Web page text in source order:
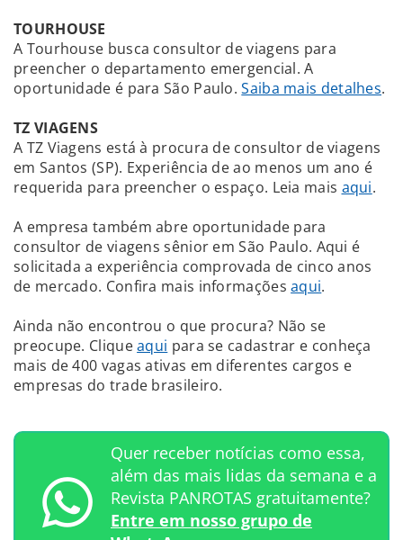
TOURHOUSE
A Tourhouse busca consultor de viagens para
preencher o departamento emergencial. A
oportunidade é para São Paulo.Saiba mais detalhes.
TZ VIAGENS
A TZ Viagens está à procura de consultor de viagens
em Santos (SP). Experiência de ao menos um ano é
requerida para preencher o espaço. Leia mais aqui.
A empresa também abre oportunidade para
consultor de viagens sênior em São Paulo. Aqui é
solicitada a experiência comprovada de cinco anos
de mercado. Confira mais informaçõesaqui.
Ainda não encontrou o que procura? Não se
preocupe. Cliqueaqui para se cadastrar e conheça
mais de 400 vagas ativas em diferentes cargos e
empresas do trade brasileiro.
Quer receber notícias como essa,
além das mais lidas da semana e a
Revista PANROTAS gratuitamente?
Entre em nosso grupo de